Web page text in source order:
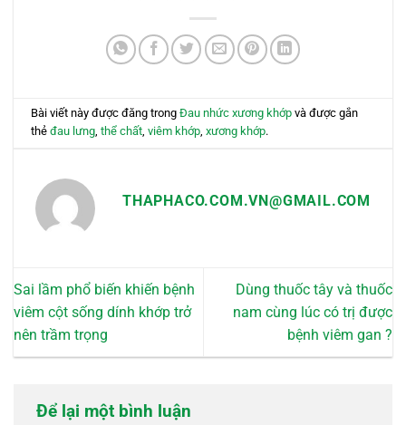
Bài viết này được đăng trongĐau nhức xương khớp và được gắn
thẻđau lưng,thể chất,viêm khớp,xương khớp.
THAPHACO.COM.VN@GMAIL.COM
Sai lầm phổ biến khiến bệnh
viêm cột sống dính khớp trở
nên trầm trọng
Dùng thuốc tây và thuốc
nam cùng lúc có trị được
bệnh viêm gan ?
Để lại một bình luận